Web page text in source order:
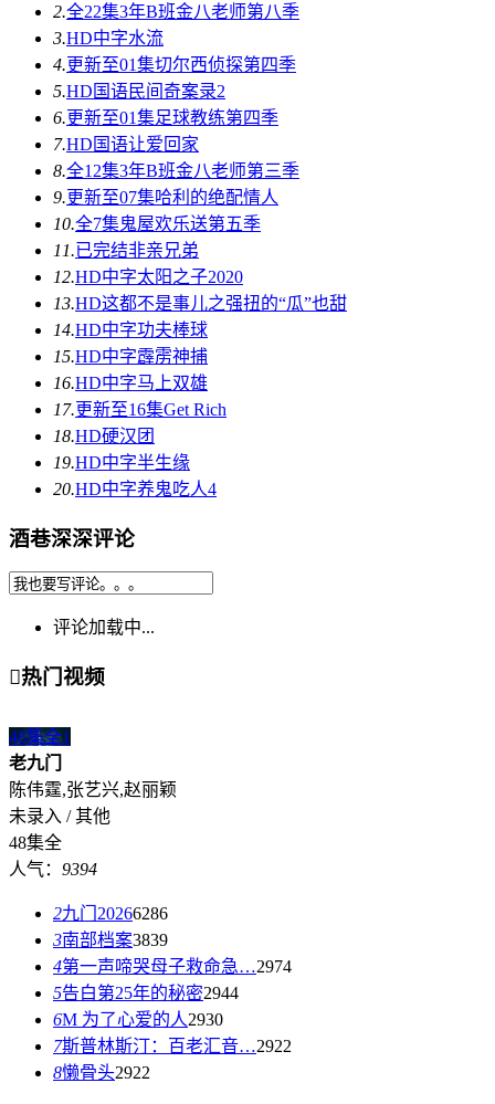
2.全22集3年B班金八老师第八季
3.HD中字水流
4.更新至01集切尔西侦探第四季
5.HD国语民间奇案录2
6.更新至01集足球教练第四季
7.HD国语让爱回家
8.全12集3年B班金八老师第三季
9.更新至07集哈利的绝配情人
10.全7集鬼屋欢乐送第五季
11.已完结非亲兄弟
12.HD中字太阳之子2020
13.HD这都不是事儿之强扭的“瓜”也甜
14.HD中字功夫棒球
15.HD中字霹雳神捕
16.HD中字马上双雄
17.更新至16集Get Rich
18.HD硬汉团
19.HD中字半生缘
20.HD中字养鬼吃人4
酒巷深深评论
评论加载中...
热门视频
48集全1
老九门
陈伟霆,张艺兴,赵丽颖
未录入 / 其他
48集全
人气： 9394
2九门20266286
3南部档案3839
4第一声啼哭母子救命急…2974
5告白第25年的秘密2944
6M 为了心爱的人2930
7斯普林斯汀：百老汇音…2922
8懒骨头2922